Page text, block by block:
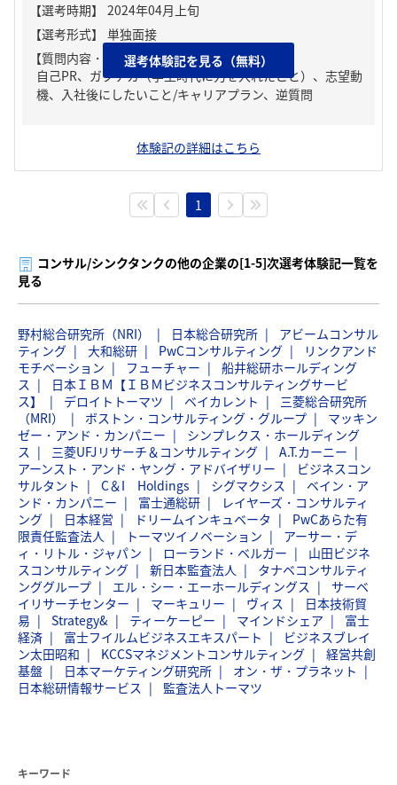
【質問内容・課題】
自己PR、ガクチカ（学生時代に力を入れたこと）、志望動
機、入社後にしたいこと/キャリアプラン、逆質問
選考体験記を見る（無料）
体験記の詳細はこちら
1
コンサル/シンクタンクの他の企業の[1-5]次選考体験記一覧を
見る
野村総合研究所（NRI） 日本総合研究所
アビームコンサル
ティング
大和総研 PwCコンサルティング
リンクアンド
モチベーション
フューチャー
船井総研ホールディング
ス
日本ＩＢＭ【ＩＢＭビジネスコンサルティングサービ
ス】
デロイトトーマツ ベイカレント
三菱総合研究所
（MRI）
ボストン・コンサルティング・グループ
マッキン
ゼー・アンド・カンパニー
シンプレクス・ホールディング
ス
三菱UFJリサーチ＆コンサルティング
A.T.カーニー
アーンスト・アンド・ヤング・アドバイザリー
ビジネスコン
サルタント
C＆I Holdings シグマクシス
ベイン・ア
ンド・カンパニー
富士通総研
レイヤーズ・コンサルティ
ング
日本経営 ドリームインキュベータ
PwCあらた有
限責任監査法人
トーマツイノベーション
アーサー・デ
ィ・リトル・ジャパン
ローランド・ベルガー
山田ビジネ
スコンサルティング
新日本監査法人
タナベコンサルティ
ンググループ
エル・シー・エーホールディングス
サーベ
イリサーチセンター
マーキュリー ヴィス
日本技術貿
易
Strategy& ティーケーピー マインドシェア
富士
経済
富士フイルムビジネスエキスパート
ビジネスブレイ
ン太田昭和
KCCSマネジメントコンサルティング
経営共創
基盤
日本マーケティング研究所
オン・ザ・プラネット
日本総研情報サービス
監査法人トーマツ
キーワード